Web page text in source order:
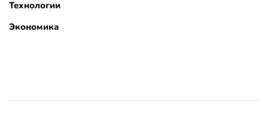
Технологии
Экономика